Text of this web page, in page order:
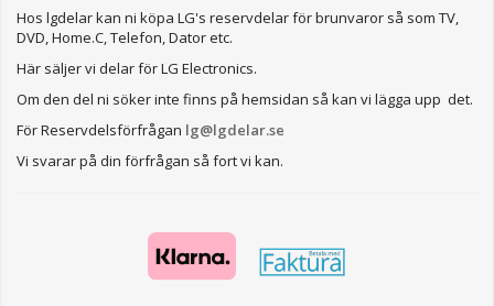
Hos lgdelar kan ni köpa LG's reservdelar för brunvaror så som TV,
DVD, Home.C, Telefon, Dator etc.
Här säljer vi delar för LG Electronics.
Om den del ni söker inte finns på hemsidan så kan vi lägga upp det.
För Reservdelsförfrågan lg@lgdelar.se
Vi svarar på din förfrågan så fort vi kan.